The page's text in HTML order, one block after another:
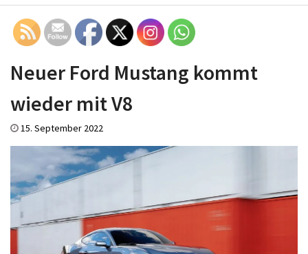
Neuer Ford Mustang kommt
wieder mit V8
15. September 2022